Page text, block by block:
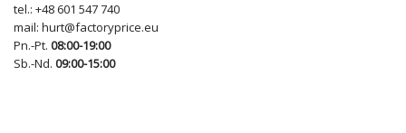
tel.: +48 601 547 740
mail: hurt@factoryprice.eu
Pn.-Pt. 08:00-19:00
Sb.-Nd. 09:00-15:00